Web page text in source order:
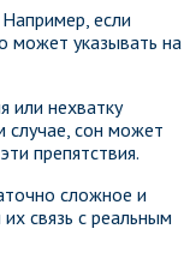
если
может указывать на
или нехватку
случае, сон может
препятствия.
сложное и
связь с реальным